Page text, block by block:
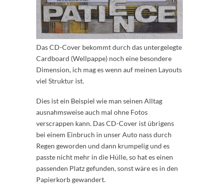
Das CD-Cover bekommt durch das untergelegte
Cardboard (Wellpappe) noch eine besondere
Dimension, ich mag es wenn auf meinen Layouts
viel Struktur ist.
Dies ist ein Beispiel wie man seinen Alltag
ausnahmsweise auch mal ohne Fotos
verscrappen kann. Das CD-Cover ist übrigens
bei einem Einbruch in unser Auto nass durch
Regen geworden und dann krumpelig und es
passte nicht mehr in die Hülle, so hat es einen
passenden Platz gefunden, sonst wäre es in den
Papierkorb gewandert.